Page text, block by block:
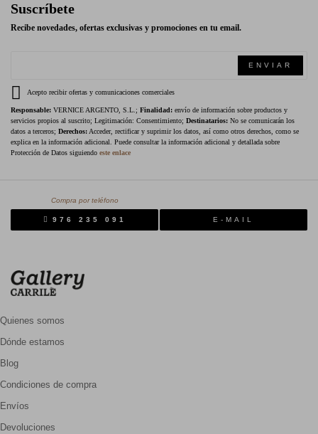
Suscríbete
Recibe novedades, ofertas exclusivas y promociones en tu email.
ENVIAR
Acepto recibir ofertas y comunicaciones comerciales
Responsable: VERNICE ARGENTO, S.L.; Finalidad: envío de información sobre productos y
servicios propios al suscrito; Legitimación: Consentimiento; Destinatarios: No se comunicarán los
datos a terceros; Derechos: Acceder, rectificar y suprimir los datos, así como otros derechos, como se
explica en la información adicional. Puede consultar la información adicional y detallada sobre
Protección de Datos siguiendo este enlace
Compra por teléfono
976 235 091 E-MAIL
Quienes somos
Dónde estamos
Blog
Condiciones de compra
Envíos
Devoluciones